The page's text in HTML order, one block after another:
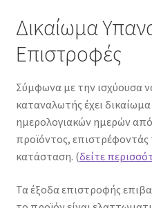
Δικαίωμα
Επιστροφές
Σύμφωνα με την ισχύουσα
καταναλωτής έχει
ημερολογιακών ημερών
προϊόντος, επιστρέφοντάς
κατάσταση. (δείτε
Τα έξοδα επιστροφής